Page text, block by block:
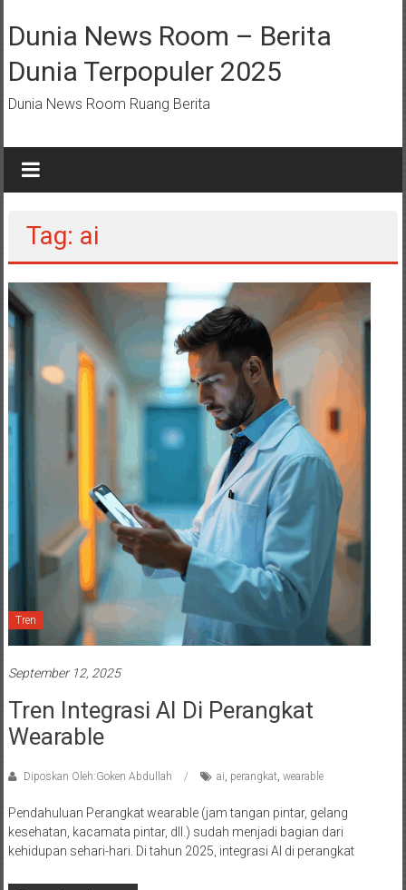
ke
konten
Dunia News Room – Berita
Dunia Terpopuler 2025
Dunia News Room Ruang Berita
Tag: ai
Tren
September 12, 2025
Tren Integrasi AI Di Perangkat
Wearable
Diposkan Oleh:Goken Abdullah ai, perangkat, wearable
Pendahuluan Perangkat wearable (jam tangan pintar, gelang
kesehatan, kacamata pintar, dll.) sudah menjadi bagian dari
kehidupan sehari-hari. Di tahun 2025, integrasi AI di perangkat